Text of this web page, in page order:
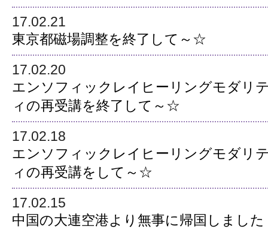
17.02.21
東京都磁場調整を終了して～☆
17.02.20
エンソフィックレイヒーリングモダリ
ィの再受講を終了して～☆
17.02.18
エンソフィックレイヒーリングモダリ
ィの再受講をして～☆
17.02.15
中国の大連空港より無事に帰国しました